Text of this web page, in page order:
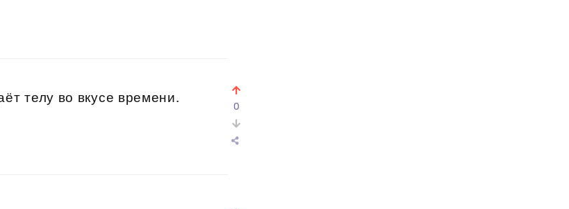
телу во вкусе времени. 0